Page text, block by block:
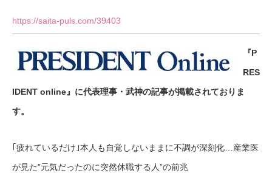
https://saita-puls.com/39403
『P
RES
IDENT online』に代表理事・武神の記事が掲載されておりま
す。
｢疲れているだけ｣本人も自覚しないままに不調が深刻化…産業医
が見た”元気だったのに突然休職する人”の前兆